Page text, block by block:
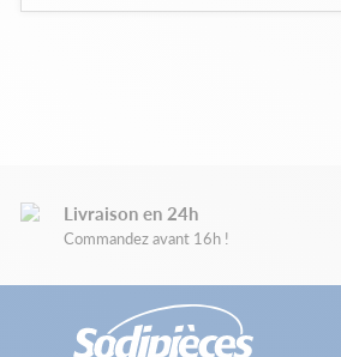
Livraison en 24h
Commandez avant 16h !